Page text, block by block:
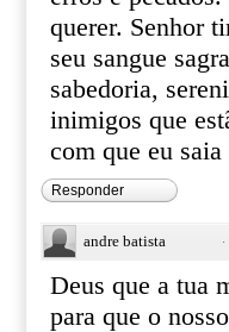
querer. Senhor
seu sangue
sabedoria,
inimigos que
com que eu
Responder
andre batista ·
Deus que a tua
para que o